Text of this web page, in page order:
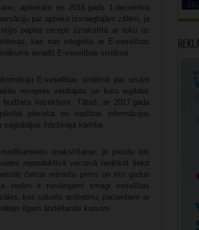
aptiekām no 2016.gada 1.decembra
par aptiekā izsniegtajām zālēm, ja
papīra recepti (izrakstīta ar roku uz
kas nav integrēta ar E-veselības
ievadīt E-veselības sistēmā.
E-veselības sistēmā par visām
receptes veidlapas un kuru iegādes
līdzekļiem. Tātad, ar 2017.gada
pārcelta no vadības informācijas
līdzšinējā kārtība.
izrakstīšanai, jo pastāv ļoti
reproduktīvā vecumā nedrīkst lietot
četrus mēnešu pirms un trīs gadus
viņām ir novērojami smagi veselības
kas saturēs acitretīnu, pacientiem ar
ilgam ārstēšanās kursam.